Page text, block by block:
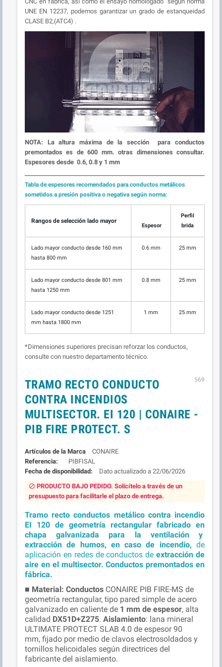
UNE EN 12237, podemos garantizar un grado de estanqueidad
CLASE B2,(ATC4) .
NOTA: La altura máxima de la sección para conductos
premontados es de 600 mm. otras dimensiones consultar.
Espesores desde 0.6, 0.8 y 1 mm
Tabla de espesores recomendados para conductos metálicos
sometidos a presión positiva o negativa según norma:
Rangos de selección lado mayor
Espesor
Perfil
brida
Lado mayor conducto desde 160 mm
hasta 800 mm
0.6 mm 25 mm
Lado mayor conducto desde 801 mm
hasta 1250 mm
0.8 mm 25 mm
Lado mayor conducto desde 1251
mm hasta 1800 mm
1 mm 25 mm
*Dimensiones superiores precisan reforzar los conductos,
consulte con nuestro departamento técnico.
569
TRAMO RECTO CONDUCTO
CONTRA INCENDIOS
MULTISECTOR. EI 120 | CONAIRE -
PIB FIRE PROTECT. S
Marca
CONAIRE
Referencia:
PIBFISAL
Fecha de disponibilidad:
22/06/2026
block PRODUCTO BAJO PEDIDO. Solicítelo a través de un
presupuesto para facilitarle el plazo de entrega.
Tramo recto conductos metálico contra incendio
EI 120 de geometría rectangular fabricado en
chapa galvanizada para la ventilación y
extracción de humos, en caso de incendio, de
aplicación en redes de conductos de extracción de
aire en el multisector. Conductos premontados en
fábrica.
■ Material: Conductos CONAIRE PIB FIRE-MS de
geometría rectangular, tipo pared simple de acero
galvanizado en caliente de 1 mm de espesor, alta
calidad DX51D+Z275. Aislamiento: lana mineral
ULTIMATE PROTECT SLAB 4.0 de espesor 90
mm, fijado por medio de clavos electrosoldados y
tornillos helicoidales según directrices del
fabricante del aislamiento.